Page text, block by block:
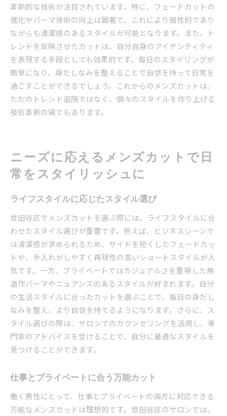
革新的な技術が注目されています。特に、フェードカットの
進化やパーマ技術の向上は顕著で、これにより個性的であり
ながらも清潔感のあるスタイルが可能となります。また、ト
レンドを反映させたカットは、自分自身のアイデンティティ
を表現する手段としても効果的です。毎日のスタイリングが
簡単になり、身だしなみを整えることで自信を持って日常を
過ごすことができるでしょう。これからのメンズカットは、
ただのトレンド追随ではなく、個々のスタイルを作り上げる
技術革新の場でもあります。
ニーズに応えるメンズカットで日
常をスタイリッシュに
ライフスタイルに応じたスタイル選び
世田谷区でメンズカットを選ぶ際には、ライフスタイルに合
わせたスタイル選びが重要です。例えば、ビジネスシーンで
は清潔感が求められるため、サイドを短くしたフェードカッ
トや、手入れがしやすく再現性の高いショートスタイルが人
気です。一方、プライベートではカジュアルさを重視した無
造作パーマやニュアンスのあるスタイルが好まれます。自分
の生活スタイルに合ったカットを選ぶことで、毎日の身だし
なみを整え、より自信を持てるようになります。さらに、ス
タイル選びの際は、サロンでのカウンセリングを活用し、専
門家のアドバイスを受けることで、自分に最適なスタイルを
見つけることができます。
仕事とプライベートに合う万能カット
働く男性にとって、仕事とプライベートの両方に対応できる
万能なメンズカットは理想的です。世田谷区のサロンでは、